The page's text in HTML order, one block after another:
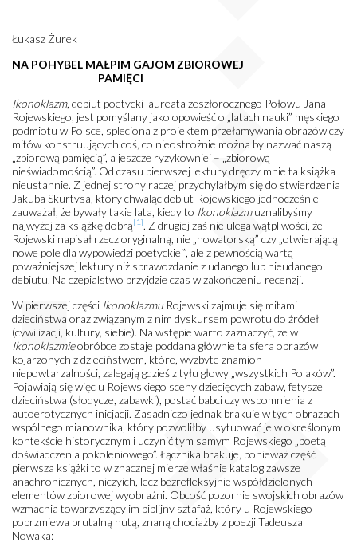
Łukasz Żurek
NA POHYBEL MAŁPIM GAJOM ZBIOROWEJ
PAMIĘCI
Ikonoklazm, debiut poetycki laureata zeszłorocznego Połowu Jana
Rojewskiego, jest pomyślany jako opowieść o „latach nauki” męskiego
podmiotu w Polsce, spleciona z projektem przełamywania obrazów czy
mitów konstruujących coś, co nieostrożnie można by nazwać naszą
„zbiorową pamięcią”, a jeszcze ryzykowniej – „zbiorową
nieświadomością”. Od czasu pierwszej lektury dręczy mnie ta książka
nieustannie. Z jednej strony raczej przychylałbym się do stwierdzenia
Jakuba Skurtysa, który chwaląc debiut Rojewskiego jednocześnie
zauważał, że bywały takie lata, kiedy to Ikonoklazmuznalibyśmy
najwyżej za książkę dobrą[1]. Z drugiej zaś nie ulega wątpliwości, że
Rojewski napisał rzecz oryginalną, nie „nowatorską” czy „otwierającą
nowe pole dla wypowiedzi poetyckiej”, ale z pewnością wartą
poważniejszej lektury niż sprawozdanie z udanego lub nieudanego
debiutu. Na czepialstwo przyjdzie czas w zakończeniu recenzji.
W pierwszej części Ikonoklazmu Rojewski zajmuje się mitami
dzieciństwa oraz związanym z nim dyskursem powrotu do źródeł
(cywilizacji, kultury, siebie). Na wstępie warto zaznaczyć, że w
Ikonoklazmieobróbce zostaje poddana głównie ta sfera obrazów
kojarzonych z dzieciństwem, które, wyzbyte znamion
niepowtarzalności, zalegają gdzieś z tyłu głowy „wszystkich Polaków”.
Pojawiają się więc u Rojewskiego sceny dziecięcych zabaw, fetysze
dzieciństwa (słodycze, zabawki), postać babci czy wspomnienia z
autoerotycznych inicjacji. Zasadniczo jednak brakuje w tych obrazach
wspólnego mianownika, który pozwoliłby usytuować je w określonym
kontekście historycznym i uczynić tym samym Rojewskiego „poetą
doświadczenia pokoleniowego”. Łącznika brakuje, ponieważ część
pierwsza książki to w znacznej mierze właśnie katalog zawsze
anachronicznych, niczyich, lecz bezrefleksyjnie współdzielonych
elementów zbiorowej wyobraźni. Obcość pozornie swojskich obrazów
wzmacnia towarzyszący im biblijny sztafaż, który u Rojewskiego
pobrzmiewa brutalną nutą, znaną chociażby z poezji Tadeusza
Nowaka: